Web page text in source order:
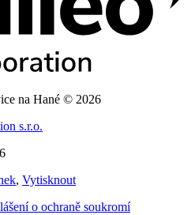
na Hané © 2026
s.r.o.
, Vytisknout
o ochraně soukromí